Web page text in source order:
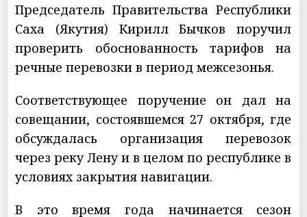
Председатель Правительства Республики
Саха (Якутия) Кирилл Бычков поручил
проверить обоснованность тарифов на
речные перевозки в период межсезонья.
Соответствующее поручение он дал на
совещании, состоявшемся 27 октября, где
обсуждалась организация перевозок
через реку Лену и в целом по республике в
условиях закрытия навигации.
В это время года начинается сезон